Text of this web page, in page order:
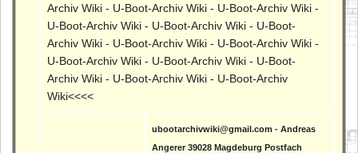
Archiv Wiki - U-Boot-Archiv Wiki - U-Boot-Archiv Wiki -
U-Boot-Archiv Wiki - U-Boot-Archiv Wiki - U-Boot-
Archiv Wiki - U-Boot-Archiv Wiki - U-Boot-Archiv Wiki -
U-Boot-Archiv Wiki - U-Boot-Archiv Wiki - U-Boot-
Archiv Wiki - U-Boot-Archiv Wiki - U-Boot-Archiv
Wiki<<<<
ubootarchivwiki@gmail.com - Andreas
Angerer 39028 Magdeburg Postfach